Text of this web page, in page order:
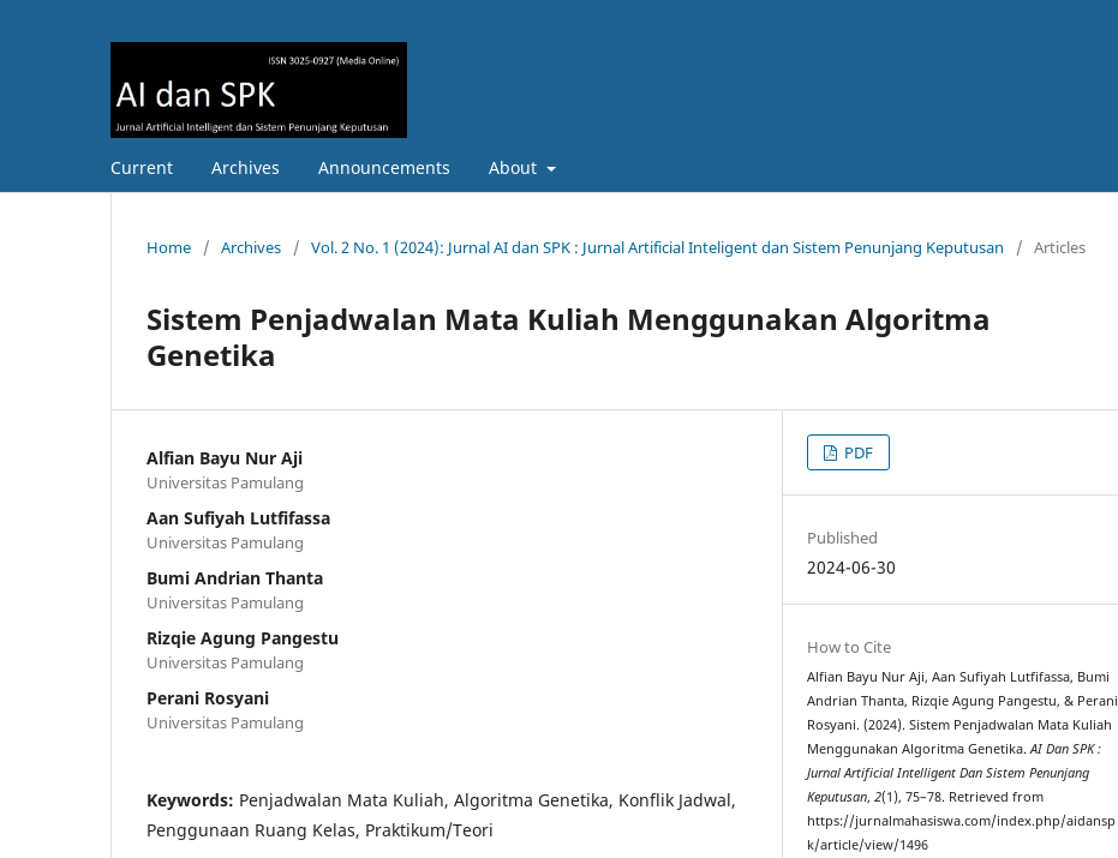
Current Archives Announcements About
Home / Archives / Vol. 2 No. 1 (2024): Jurnal AI dan SPK : Jurnal Artificial Inteligent dan Sistem Penunjang Keputusan / Articles
Sistem Penjadwalan Mata Kuliah Menggunakan Algoritma
Genetika
Alfian Bayu Nur Aji
Universitas Pamulang
Aan Sufiyah Lutfifassa
Universitas Pamulang
Bumi Andrian Thanta
Universitas Pamulang
Rizqie Agung Pangestu
Universitas Pamulang
Perani Rosyani
Universitas Pamulang
Keywords: Penjadwalan Mata Kuliah, Algoritma Genetika, Konflik Jadwal,
Penggunaan Ruang Kelas, Praktikum/Teori
PDF
Published
2024-06-30
How to Cite
Alfian Bayu Nur Aji, Aan Sufiyah Lutfifassa, Bumi
Andrian Thanta, Rizqie Agung Pangestu, & Perani
Rosyani. (2024). Sistem Penjadwalan Mata Kuliah
Menggunakan Algoritma Genetika.AI Dan SPK :
Jurnal Artificial Intelligent Dan Sistem Penunjang
Keputusan,2(1), 75–78. Retrieved from
https://jurnalmahasiswa.com/index.php/aidansp
k/article/view/1496